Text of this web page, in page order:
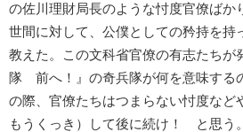
の佐川理財局長のような忖度官僚ばか
世間に対して、公僕としての矜持を持
教えた。この文科省官僚の有志たちが
隊 前へ！』の奇兵隊が何を意味する
の際、官僚たちはつまらない忖度など
もうくっき）して後に続け！ と思う。